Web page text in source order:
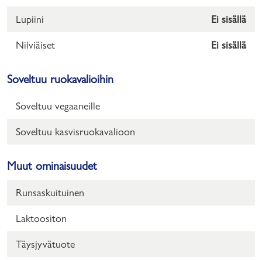
Lupiini Ei sisällä
Nilviäiset Ei sisällä
Soveltuu ruokavalioihin
Soveltuu vegaaneille
Soveltuu kasvisruokavalioon
Muut ominaisuudet
Runsaskuituinen
Laktoositon
Täysjyvätuote